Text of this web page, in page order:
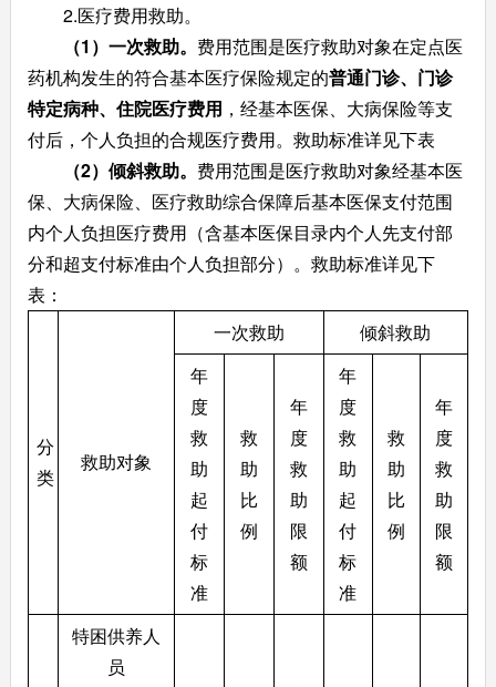
2.医疗费用救助。
（1）一次救助。 费用范围是医疗救助对象在定点医
药机构发生的符合基本医疗保险规定的普通门诊、门诊
特定病种、住院医疗费用 ，经基本医保、大病保险等支
付后，个人负担的合规医疗费用。救助标准详见下表
（2）倾斜救助。 费用范围是医疗救助对象经基本医
保、大病保险、医疗救助综合保障后基本医保支付范围
内个人负担医疗费用（含基本医保目录内个人先支付部
分和超支付标准由个人负担部分）。救助标准详见下
表：
分
类
救助对象
一次救助
倾斜救助
年
度
救
助
起
付
标
准
救
助
比
例
年
度
救
助
限
额
年
度
救
助
起
付
标
准
救
助
比
例
年
度
救
助
限
额
特困供养人
员